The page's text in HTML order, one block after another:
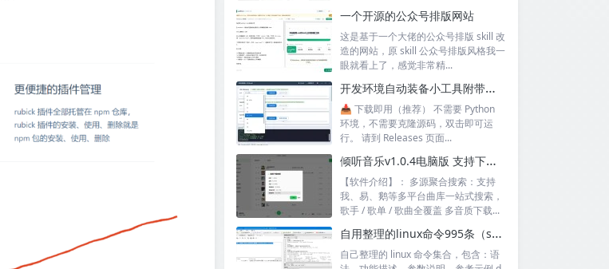
一个开源的公众号排版网站
这是基于一个大佬的公众号排版 skill 改
造的网站，原 skill 公众号排版风格我一
眼就看上了，感觉非常精...
开发环境自动装备小工具附带源码
📥 下载即用（推荐） 不需要 Python
环境，不需要克隆源码，双击即可运
行。 请到 Releases 页面...
倾听音乐v1.0.4电脑版 支持下载无损音质 可听可下有歌词
【软件介绍】： 多源聚合搜索：支持
我、易、鹅等多平台曲库一站式搜索，
歌手 / 歌单 / 歌曲全覆盖 多音质下载...
自用整理的linux命令995条（sql+excel）
自己整理的 linux 命令集合，包含：语